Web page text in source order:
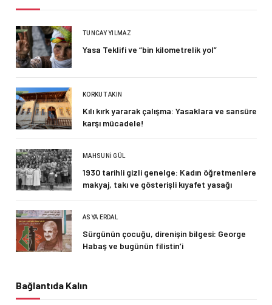
TUNCAY YILMAZ
Yasa Teklifi ve “bin kilometrelik yol”
KORKUT AKIN
Kılı kırk yararak çalışma: Yasaklara ve sansüre
karşı mücadele!
MAHSUNI GÜL
1930 tarihli gizli genelge: Kadın öğretmenlere
makyaj, takı ve gösterişli kıyafet yasağı
ASYA ERDAL
Sürgünün çocuğu, direnişin bilgesi: George
Habaş ve bugünün filistin’i
Bağlantıda Kalın